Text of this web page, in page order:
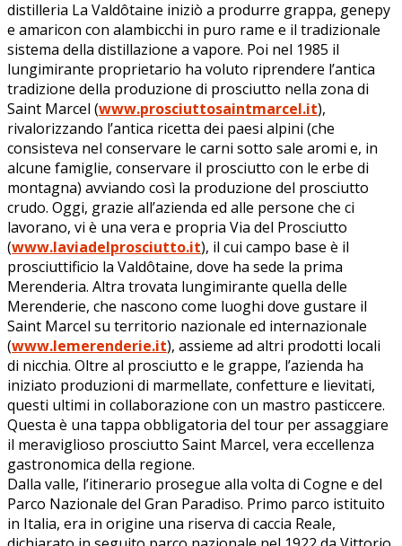
distilleria La Valdôtaine iniziò a produrre grappa, genepy
e amaricon con alambicchi in puro rame e il tradizionale
sistema della distillazione a vapore. Poi nel 1985 il
lungimirante proprietario ha voluto riprendere l’antica
tradizione della produzione di prosciutto nella zona di
Saint Marcel (www.prosciuttosaintmarcel.it),
rivalorizzando l’antica ricetta dei paesi alpini (che
consisteva nel conservare le carni sotto sale aromi e, in
alcune famiglie, conservare il prosciutto con le erbe di
montagna) avviando così la produzione del prosciutto
crudo. Oggi, grazie all’azienda ed alle persone che ci
lavorano, vi è una vera e propria Via del Prosciutto
(www.laviadelprosciutto.it), il cui campo base è il
prosciuttificio la Valdôtaine, dove ha sede la prima
Merenderia. Altra trovata lungimirante quella delle
Merenderie, che nascono come luoghi dove gustare il
Saint Marcel su territorio nazionale ed internazionale
(www.lemerenderie.it), assieme ad altri prodotti locali
di nicchia. Oltre al prosciutto e le grappe, l’azienda ha
iniziato produzioni di marmellate, confetture e lievitati,
questi ultimi in collaborazione con un mastro pasticcere.
Questa è una tappa obbligatoria del tour per assaggiare
il meraviglioso prosciutto Saint Marcel, vera eccellenza
gastronomica della regione.
Dalla valle, l’itinerario prosegue alla volta di Cogne e del
Parco Nazionale del Gran Paradiso. Primo parco istituito
in Italia, era in origine una riserva di caccia Reale,